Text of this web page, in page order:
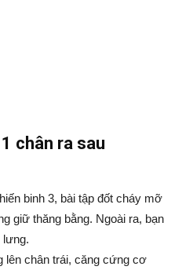
chân ra sau
binh 3, bài tập đốt cháy mỡ
giữ thăng bằng. Ngoài ra, bạn
lưng.
lên chân trái, căng cứng cơ